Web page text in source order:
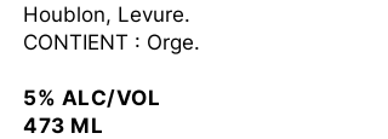
Houblon, Levure.
CONTIENT : Orge.
5% ALC/VOL
473 ML